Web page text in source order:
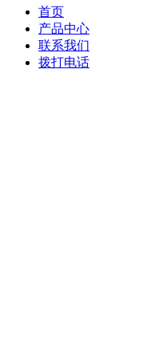
首页
产品中心
联系我们
拨打电话